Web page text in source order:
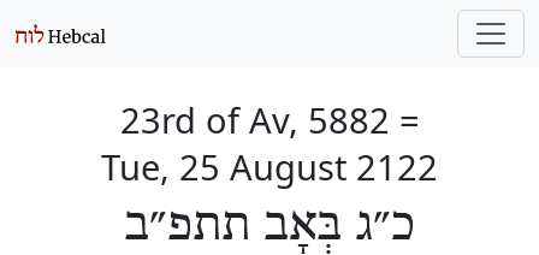
23rd of Av, 5882 =
Tue, 25 August 2122
כ״ג בְּאָב תתפ״ב